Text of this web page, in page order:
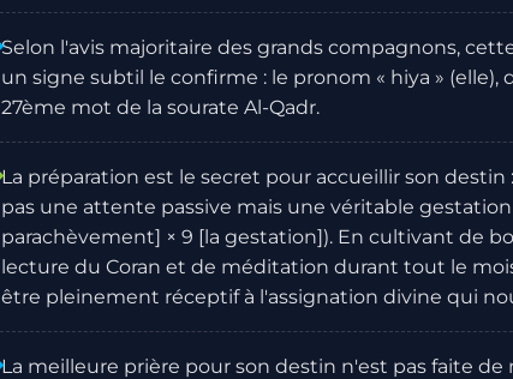
Selon l'avis majoritaire des grands compagnons,
un signe subtil le confirme : le pronom « hiya » (elle),
27ème mot de la sourate Al-Qadr.
La préparation est le secret pour accueillir son destin
pas une attente passive mais une véritable gestation
parachèvement] × 9 [la gestation]). En cultivant de
lecture du Coran et de méditation durant tout le
être pleinement réceptif à l'assignation divine qui
La meilleure prière pour son destin n'est pas faite